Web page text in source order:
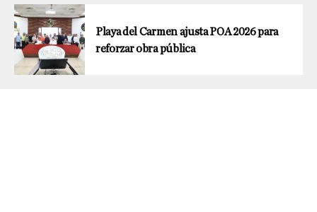
Playa del Carmen ajusta POA 2026 para
reforzar obra pública